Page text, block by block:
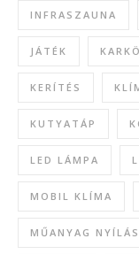
INFRASZAUNA
JÁTÉK
KERÍTÉS
KUTYATÁP
LED LÁMPA
MOBIL KLÍMA
MŰANYAG